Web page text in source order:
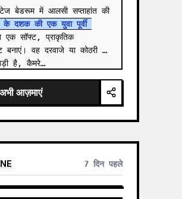
बेडरूम में आलसी सप्ताहांत की
के दशक की एक युवा पूर्वी
एक सॉफ्ट, प्राकृतिक
बनाएं। वह दरवाजे या कोठरी के
है, कैमरे…
अभी आज़माएं
7 दिन पहले